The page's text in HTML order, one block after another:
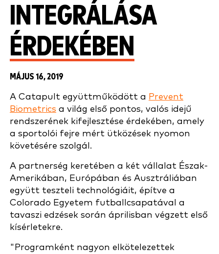
INTEGRÁLÁSA
ÉRDEKÉBEN
MÁJUS 16, 2019
A Catapult együttműködött a Prevent
Biometrics a világ első pontos, valós idejű
rendszerének kifejlesztése érdekében, amely
a sportolói fejre mért ütközések nyomon
követésére szolgál.
A partnerség keretében a két vállalat Észak-
Amerikában, Európában és Ausztráliában
együtt teszteli technológiáit, építve a
Colorado Egyetem futballcsapatával a
tavaszi edzések során áprilisban végzett első
kísérletekre.
"Programként nagyon elkötelezettek